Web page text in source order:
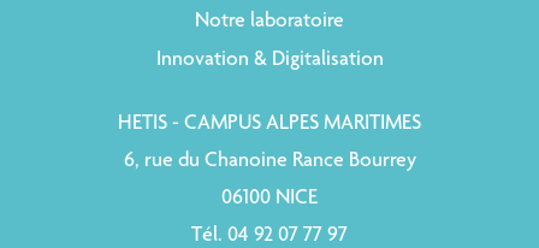
Notre laboratoire
Innovation & Digitalisation
HETIS - CAMPUS ALPES MARITIMES
6, rue du Chanoine Rance Bourrey
06100 NICE
Tél. 04 92 07 77 97